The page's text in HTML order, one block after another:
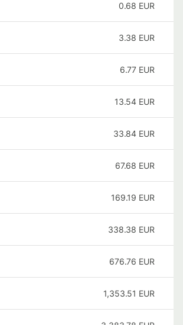
0.68 EUR
3.38 EUR
6.77 EUR
13.54 EUR
33.84 EUR
67.68 EUR
169.19 EUR
338.38 EUR
676.76 EUR
1,353.51 EUR